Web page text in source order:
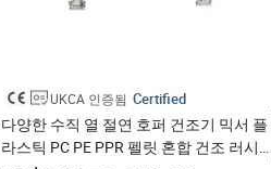
UKCA 인증됨 Certified
다양한 수직 열 절연 호퍼 건조기 믹서 플
라스틱 PC PE PPR 펠릿 혼합 건조 러시